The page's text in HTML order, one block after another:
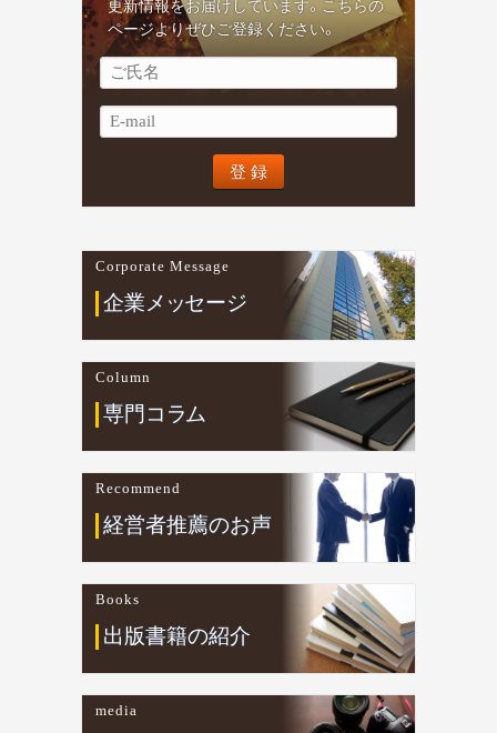
更新情報をお届けしています。こちらの
ページよりぜひご登録ください。
Corporate Message
企業メ ッセージ
Column
専門コ ラム
Recommend
経営者推薦のお声
Books
出版書籍の紹介
media